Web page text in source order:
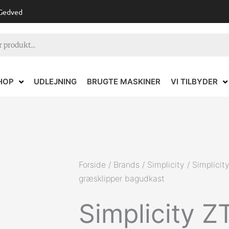
UDLEJNING BRUGTE MASKINER VI TILBYDER
Forside/ Brands / Simplicity /
græsklipper bagudkast
Simplicity